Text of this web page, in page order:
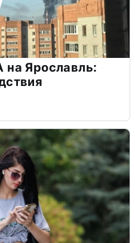
на Ярославль: